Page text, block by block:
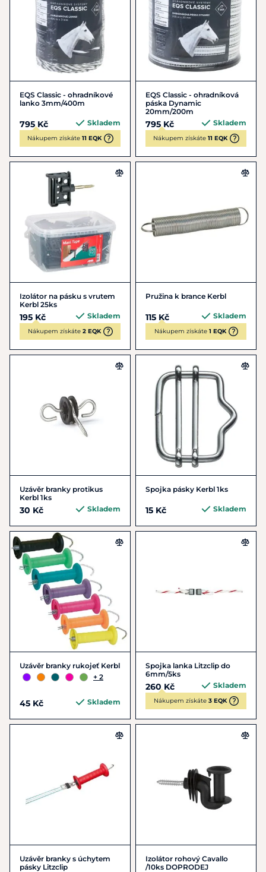
EQS Classic - ohradníkové
lanko 3mm/400m
795 Kč Skladem
Nákupem získáte 11 EQK
EQS Classic - ohradníková
páska Dynamic
20mm/200m
795 Kč Skladem
Nákupem získáte 11 EQK
Izolátor na pásku s vrutem
Kerbl 25ks
195 Kč Skladem
Nákupem získáte 2 EQK
Pružina k brance Kerbl
115 Kč Skladem
Nákupem získáte 1 EQK
Uzávěr branky protikus
Kerbl 1ks
30 Kč Skladem
Spojka pásky Kerbl 1ks
15 Kč Skladem
Uzávěr branky rukojeť Kerbl
+ 2
45 Kč Skladem
Spojka lanka Litzclip do
6mm/5ks
260 Kč Skladem
Nákupem získáte 3 EQK
Uzávěr branky s úchytem
pásky Litzclip
Izolátor rohový Cavallo
/10ks DOPRODEJ